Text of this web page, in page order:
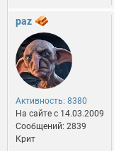
paz
Активность: 8380
На сайте c 14.03.2009
Сообщений: 2839
Крит